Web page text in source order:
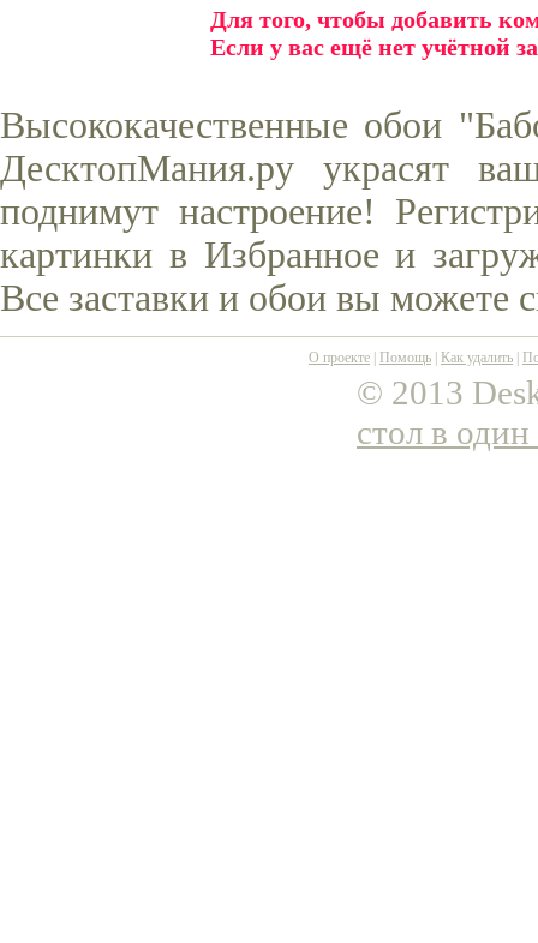
Для того, чтобы добавить
Если у вас ещё нет учётной
Высококачественные обои
ДесктопМания.ру украсят
поднимут настроение!
картинки в Избранное и
Все заставки и обои вы можете
О проекте Помощь Как удалить
© 2013
стол в